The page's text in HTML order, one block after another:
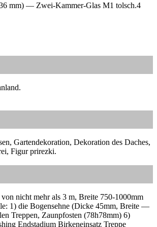
mm) — Zwei-Kammer-Glas M1 tolsch.4
Gartendekoration, Dekoration des Daches,
Figur prirezki.
nicht mehr als 3 m, Breite 750-1000mm
1) die Bogensehne (Dicke 45mm, Breite —
Treppen, Zaunpfosten (78h78mm) 6)
Endstadium Birkeneinsatz Treppe